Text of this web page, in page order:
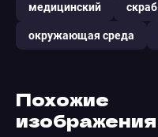
медицинский скраб
окружающая среда
Похожие
изображения